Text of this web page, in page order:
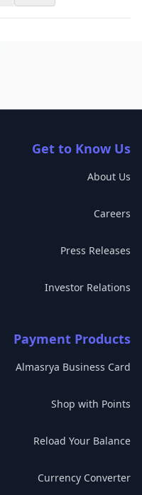
Get to Know Us
About Us
Careers
Press Releases
Investor Relations
Payment Products
Almasrya Business Card
Shop with Points
Reload Your Balance
Currency Converter